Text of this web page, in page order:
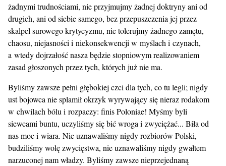
żadnymi trudnościami, nie przyjmujmy żadnej doktryny ani od
drugich, ani od siebie samego, bez przepuszczenia jej przez
skalpel surowego krytycyzmu, nie tolerujmy żadnego zamętu,
chaosu, niejasności i niekonsekwencji w myślach i czynach,
a wtedy dojrzałość nasza będzie stopniowym realizowaniem
zasad głoszonych przez tych, których już nie ma.
Byliśmy zawsze pełni głębokiej czci dla tych, co tu legli; nigdy
ust bojowca nie splamił okrzyk wyrywający się nieraz rodakom
w chwilach bólu i rozpaczy: finis Poloniae! Myśmy byli
siewcami buntu, uczyliśmy się bić wroga i zwyciężać... Biła od
nas moc i wiara. Nie uznawaliśmy nigdy rozbiorów Polski,
budziliśmy wolę zwycięstwa, nie uznawaliśmy nigdy gwałtem
narzuconej nam władzy. Byliśmy zawsze nieprzejednaną